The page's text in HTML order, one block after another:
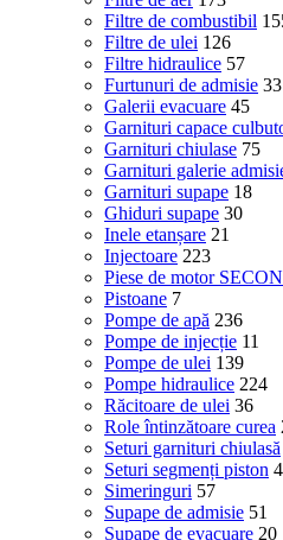
Filtre de combustibil
Filtre de ulei 126
Filtre hidraulice 57
Furtunuri de admisie 33
Galerii evacuare 45
Garnituri capace
Garnituri chiulase 75
Garnituri galerie
Garnituri supape 18
Ghiduri supape 30
Inele etanșare 21
Injectoare 223
Piese de motor
Pistoane 7
Pompe de apă 236
Pompe de injecție 11
Pompe de ulei 139
Pompe hidraulice 224
Răcitoare de ulei 36
Role întinzătoare curea
Seturi garnituri chiulasă
Seturi segmenți piston
Simeringuri 57
Supape de admisie 51
Supape de evacuare 20